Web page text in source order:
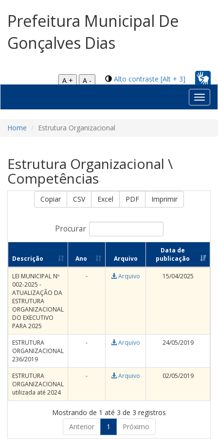
Prefeitura Municipal De
Gonçalves Dias
Alto contraste [Alt + 3]
A +
A -
Home Estrutura Organizacional
Estrutura Organizacional \
Competências
Copiar CSV Excel PDF Imprimir
Procurar
Descrição Ano Arquivo
Data de
publicação
LEI MUNICIPAL Nº
002-2025 -
ATUALIZAÇÃO DA
ESTRUTURA
ORGANIZACIONAL
DO EXECUTIVO
PARA 2025
- Arquivo 15/04/2025
ESTRUTURA
ORGANIZACIONAL
236/2019
- Arquivo 24/05/2019
ESTRUTURA
ORGANIZACIONAL
utilizada até 2024
- Arquivo 02/05/2019
Mostrando de 1 até 3 de 3 registros
Anterior
1 Próximo